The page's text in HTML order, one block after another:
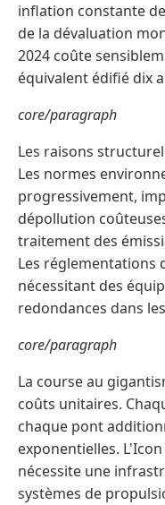
inflation constante
de la dévaluation
2024 coûte
équivalent édifié dix
core/paragraph
Les raisons
Les normes
progressivement,
dépollution
traitement des
Les réglementations
nécessitant des
redondances dans
core/paragraph
La course au
coûts unitaires.
chaque pont
exponentielles.
nécessite une
systèmes de